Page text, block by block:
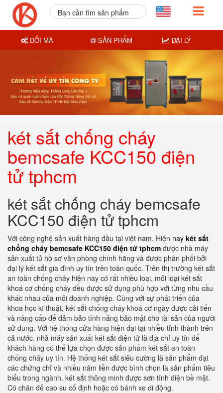
két sắt chống cháy
bemcsafe KCC150 điện
tử tphcm
két sắt chống cháy bemcsafe
KCC150 điện tử tphcm
Với công nghệ sản xuất hàng đầu tại việt nam. Hiện nay két sắt
chống cháy bemcsafe KCC150 điện tử tphcm được nhà máy
sản xuất tủ hồ sơ văn phòng chính hãng và được phân phối bởi
đại lý két sắt gia đình uy tín trên toàn quốc. Trên thị trường két sắt
an toàn chống cháy hiện nay có rất nhiều loại, mỗi loại két sắt
khoá cơ chống cháy đều được sử dụng phù hợp với từng nhu cầu
khác nhau của mỗi doanh nghiệp. Cùng với sự phát triển của
khoa học kĩ thuật, két sắt chống cháy khoá cơ ngày được cải tiến
và nâng cấp để đảm bảo tính năng bảo mật cho tài sản của người
sử dung. Với hệ thống cửa hàng hiện đại tại nhiều tỉnh thành trên
cả nước. nhà máy sản xuất két sắt điện tử là địa chỉ uy tín để
khách hàng có thể lựa chọn được sản phẩm két sắt an toàn
chống cháy uy tín. Hệ thống két sắt siêu cường là sản phẩm đạt
các chứng chỉ và nhiều năm liền được bình chọn là sản phẩm tiêu
biểu trong ngành. két sắt thông minh được sơn tĩnh điện bề mặt.
Có chân đế cao su cố định hoặc có bánh xe di động.
Bạn cần tìm sản phẩm
ĐỔI MÃ SẢN PHẨM ĐẠI LÝ